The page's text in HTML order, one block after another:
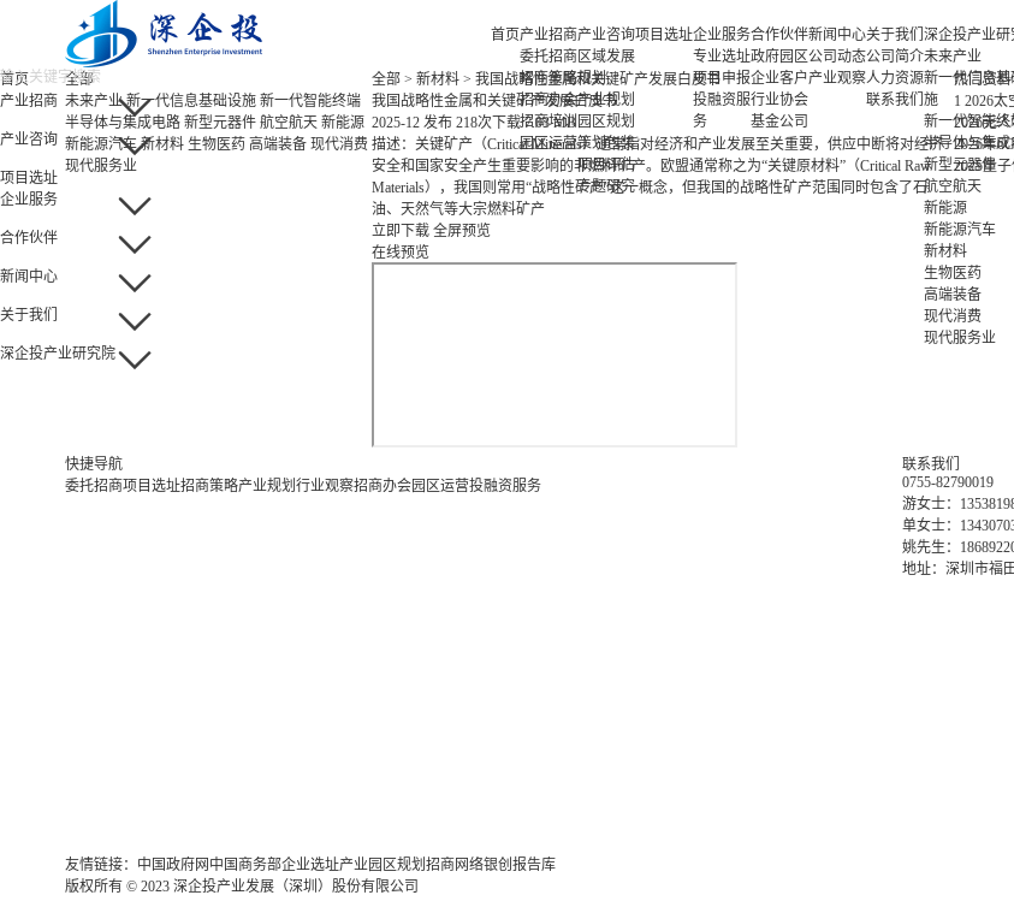
首页产业招商
委托招商
招商策略
招商办会
招商培训
园区运营
产业咨询
区域发展
规划
产业规划
园区规划
策划包装
项目评估
专题研究
项目选址企业服务
专业选址
项目申报
投融资服
务
合作伙伴
政府园区
企业客户
行业协会
基金公司
新闻中心
公司动态
产业观察
关于我们
公司简介
人力资源
联系我们
深企投产业研
未来产业
新一代信息基
施
新一代智能终
半导体与集成
新型元器件
航空航天
新能源
新能源汽车
新材料
生物医药
高端装备
现代消费
现代服务业
首页
产业招商
产业咨询
项目选址
企业服务
合作伙伴
新闻中心
关于我们
深企投产业研究院
全部
未来产业 新一代信息基础设施 新一代智能终端
半导体与集成电路 新型元器件 航空航天 新能源
新能源汽车 新材料 生物医药 高端装备 现代消费
现代服务业
全部> 新材料> 我国战略性金属和关键矿产发展白皮书
我国战略性金属和关键矿产发展白皮书
2025-12 发布 218次下载 7.03 MB
描述：关键矿产（Critical Minerals）通常指对经济和产业发展至关重要，供应中断将对经济
安全和国家安全产生重要影响的非燃料矿产。欧盟通常称之为“关键原材料”（Critical Raw
Materials），我国则常用“战略性矿产”这一概念，但我国的战略性矿产范围同时包含了石
油、天然气等大宗燃料矿产
立即下载 全屏预览
在线预览
热门资料
1 2026太
2026无
2026年
2025量
快捷导航
委托招商项目选址招商策略产业规划 行业观察招商办会园区运营投融资服务
联系我们
0755-82790019
游女士：
单女士：
姚先生：
地址：深圳市福
友情链接： 中国政府网 中国商务部企业选址产业园区规划 招商网络银创报告库
版权所有 © 2023 深企投产业发展（深圳）股份有限公司